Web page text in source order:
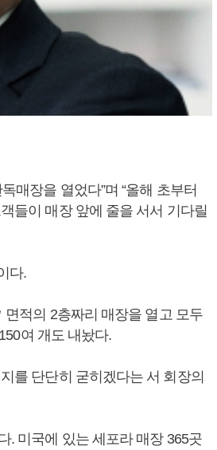
매장을 열었다”며 “올해 초부터
들이 매장 앞에 줄을 서서 기다릴
다.
적의 2층짜리 매장을 열고 모두
여 개도 내놨다.
를 단단히 굳히겠다는 서 회장의
. 미국에 있는 세포라 매장 365곳